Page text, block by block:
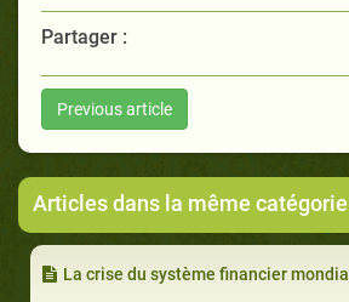
Partager :
Previous article
Articles dans la même catégorie
La crise du système financier mondial